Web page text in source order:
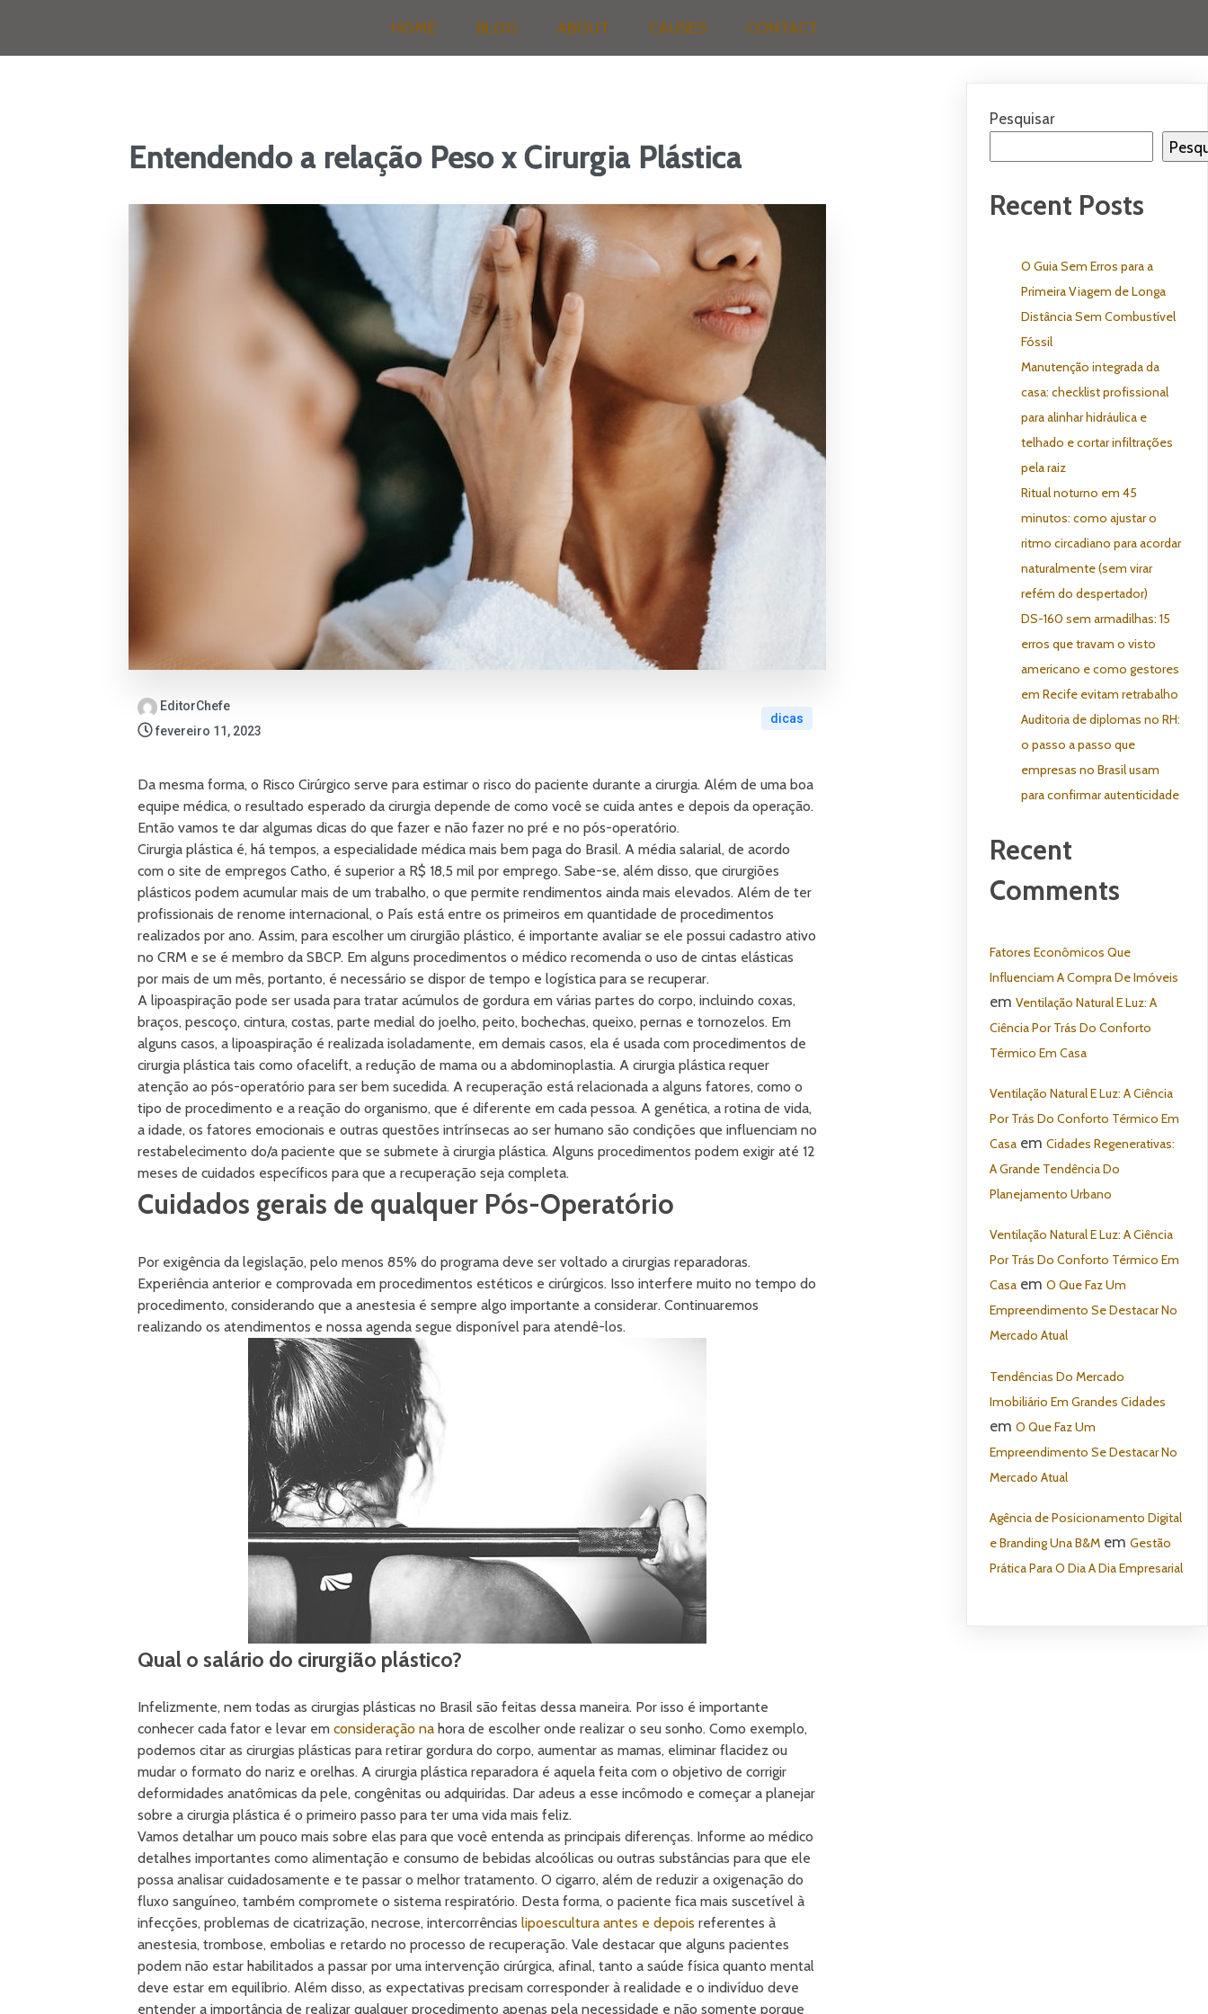
HOME BLOG ABOUT CAUSES CONTACT
Entendendo a relação Peso x Cirurgia Plástica
EditorChefe
fevereiro 11, 2023
dicas
Da mesma forma, o Risco Cirúrgico serve para estimar o risco do paciente durante a cirurgia. Além de uma boa
equipe médica, o resultado esperado da cirurgia depende de como você se cuida antes e depois da operação.
Então vamos te dar algumas dicas do que fazer e não fazer no pré e no pós-operatório.
Cirurgia plástica é, há tempos, a especialidade médica mais bem paga do Brasil. A média salarial, de acordo
com o site de empregos Catho, é superior a R$ 18,5 mil por emprego. Sabe-se, além disso, que cirurgiões
plásticos podem acumular mais de um trabalho, o que permite rendimentos ainda mais elevados. Além de ter
profissionais de renome internacional, o País está entre os primeiros em quantidade de procedimentos
realizados por ano. Assim, para escolher um cirurgião plástico, é importante avaliar se ele possui cadastro ativo
no CRM e se é membro da SBCP. Em alguns procedimentos o médico recomenda o uso de cintas elásticas
por mais de um mês, portanto, é necessário se dispor de tempo e logística para se recuperar.
A lipoaspiração pode ser usada para tratar acúmulos de gordura em várias partes do corpo, incluindo coxas,
braços, pescoço, cintura, costas, parte medial do joelho, peito, bochechas, queixo, pernas e tornozelos. Em
alguns casos, a lipoaspiração é realizada isoladamente, em demais casos, ela é usada com procedimentos de
cirurgia plástica tais como ofacelift, a redução de mama ou a abdominoplastia. A cirurgia plástica requer
atenção ao pós-operatório para ser bem sucedida. A recuperação está relacionada a alguns fatores, como o
tipo de procedimento e a reação do organismo, que é diferente em cada pessoa. A genética, a rotina de vida,
a idade, os fatores emocionais e outras questões intrínsecas ao ser humano são condições que influenciam no
restabelecimento do/a paciente que se submete à cirurgia plástica. Alguns procedimentos podem exigir até 12
meses de cuidados específicos para que a recuperação seja completa.
Cuidados gerais de qualquer Pós-Operatório
Por exigência da legislação, pelo menos 85% do programa deve ser voltado a cirurgias reparadoras.
Experiência anterior e comprovada em procedimentos estéticos e cirúrgicos. Isso interfere muito no tempo do
procedimento, considerando que a anestesia é sempre algo importante a considerar. Continuaremos
realizando os atendimentos e nossa agenda segue disponível para atendê-los.
Qual o salário do cirurgião plástico?
Infelizmente, nem todas as cirurgias plásticas no Brasil são feitas dessa maneira. Por isso é importante
conhecer cada fator e levar em consideração nahora de escolher onde realizar o seu sonho. Como exemplo,
podemos citar as cirurgias plásticas para retirar gordura do corpo, aumentar as mamas, eliminar flacidez ou
mudar o formato do nariz e orelhas. A cirurgia plástica reparadora é aquela feita com o objetivo de corrigir
deformidades anatômicas da pele, congênitas ou adquiridas. Dar adeus a esse incômodo e começar a planejar
sobre a cirurgia plástica é o primeiro passo para ter uma vida mais feliz.
Vamos detalhar um pouco mais sobre elas para que você entenda as principais diferenças. Informe ao médico
detalhes importantes como alimentação e consumo de bebidas alcoólicas ou outras substâncias para que ele
possa analisar cuidadosamente e te passar o melhor tratamento. O cigarro, além de reduzir a oxigenação do
fluxo sanguíneo, também compromete o sistema respiratório. Desta forma, o paciente fica mais suscetível à
infecções, problemas de cicatrização, necrose, intercorrências lipoescultura antes e depois referentes à
anestesia, trombose, embolias e retardo no processo de recuperação. Vale destacar que alguns pacientes
podem não estar habilitados a passar por uma intervenção cirúrgica, afinal, tanto a saúde física quanto mental
deve estar em equilíbrio. Além disso, as expectativas precisam corresponder à realidade e o indivíduo deve
entender a importância de realizar qualquer procedimento apenas pela necessidade e não somente porque
Pesquisar
Recent Posts
O Guia Sem Erros para a
Primeira Viagem de Longa
Distância Sem Combustível
Fóssil
Manutenção integrada da
casa: checklist profissional
para alinhar hidráulica e
telhado e cortar infiltrações
pela raiz
Ritual noturno em 45
minutos: como ajustar o
ritmo circadiano para acordar
naturalmente (sem virar
refém do despertador)
DS-160 sem armadilhas: 15
erros que travam o visto
americano e como gestores
em Recife evitam retrabalho
Auditoria de diplomas no RH:
o passo a passo que
empresas no Brasil usam
para confirmar autenticidade
Recent
Comments
Fatores Econômicos Que
Influenciam A Compra De Imóveis
emVentilação Natural E Luz: A
Ciência Por Trás Do Conforto
Térmico Em Casa
Ventilação Natural E Luz: A Ciência
Por Trás Do Conforto Térmico Em
Casa emCidades Regenerativas:
A Grande Tendência Do
Planejamento Urbano
Ventilação Natural E Luz: A Ciência
Por Trás Do Conforto Térmico Em
Casa emO Que Faz Um
Empreendimento Se Destacar No
Mercado Atual
Tendências Do Mercado
Imobiliário Em Grandes Cidades
emO Que Faz Um
Empreendimento Se Destacar No
Mercado Atual
Agência de Posicionamento Digital
e Branding Una B&M emGestão
Prática Para O Dia A Dia Empresarial